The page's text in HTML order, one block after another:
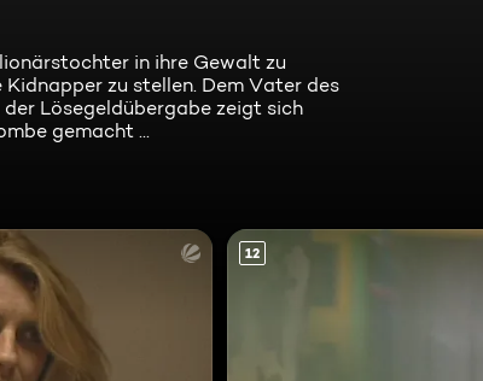
in ihre Gewalt zu
zu stellen. Dem Vater des
Lösegeldübergabe zeigt sich
gemacht ...
12